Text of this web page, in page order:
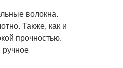
волокна.
Также, как и
прочностью.
ручное